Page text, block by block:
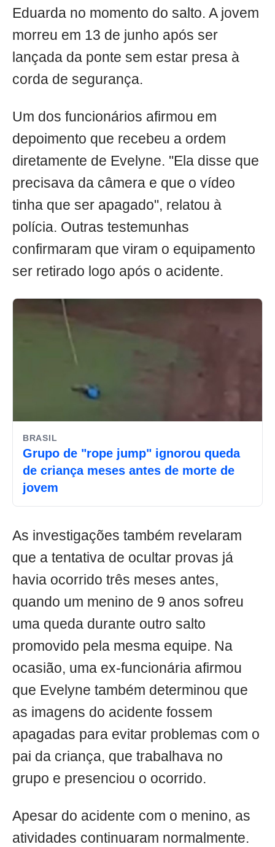
Eduarda no momento do salto. A jovem
morreu em 13 de junho após ser
lançada da ponte sem estar presa à
corda de segurança.
Um dos funcionários afirmou em
depoimento que recebeu a ordem
diretamente de Evelyne. "Ela disse que
precisava da câmera e que o vídeo
tinha que ser apagado", relatou à
polícia. Outras testemunhas
confirmaram que viram o equipamento
ser retirado logo após o acidente.
BRASIL
Grupo de "rope jump" ignorou queda
de criança meses antes de morte de
jovem
As investigações também revelaram
que a tentativa de ocultar provas já
havia ocorrido três meses antes,
quando um menino de 9 anos sofreu
uma queda durante outro salto
promovido pela mesma equipe. Na
ocasião, uma ex-funcionária afirmou
que Evelyne também determinou que
as imagens do acidente fossem
apagadas para evitar problemas com o
pai da criança, que trabalhava no
grupo e presenciou o ocorrido.
Apesar do acidente com o menino, as
atividades continuaram normalmente.